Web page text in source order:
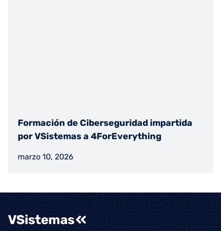
Formación de Ciberseguridad impartida
por VSistemas a 4ForEverything
marzo 10, 2026
VSistemas